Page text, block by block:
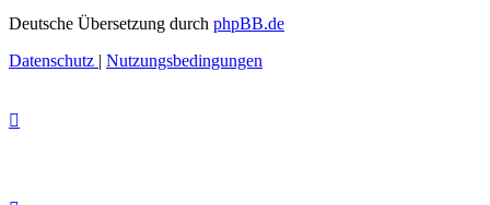
Deutsche Übersetzung durch phpBB.de
Datenschutz | Nutzungsbedingungen